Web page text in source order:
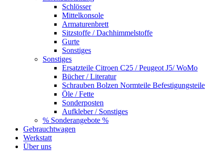
Schlösser
Mittelkonsole
Armaturenbrett
Sitzstoffe / Dachhimmelstoffe
Gurte
Sonstiges
Sonstiges
Ersatzteile Citroen C25 / Peugeot J5/ WoMo
Bücher / Literatur
Schrauben Bolzen Normteile Befestigungsteile
Öle / Fette
Sonderposten
Aufkleber / Sonstiges
% Sonderangebote %
Gebrauchtwagen
Werkstatt
Über uns